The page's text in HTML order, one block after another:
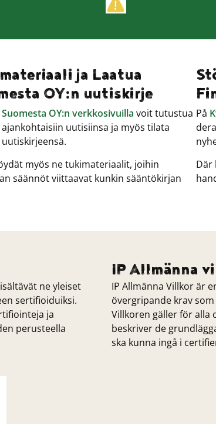
ja Laatua
OY:n uutiskirje
OY:n verkkosivuilla voit tutustua
uutisiinsa ja myös tilata
myös ne tukimateriaalit, joihin
säännöt viittaavat kunkin sääntökirjan
På
Där
ne yleiset
sertifioiduiksi.
ja
perusteella
IP Allmänna
IP Allmänna Villkor är
övergripande krav
Villkoren gäller för alla
beskriver de
ska kunna ingå i